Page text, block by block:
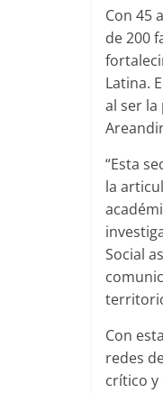
Con 45
de 200
Latina.
al ser
“Esta
la
Social
Con
redes
crítico y